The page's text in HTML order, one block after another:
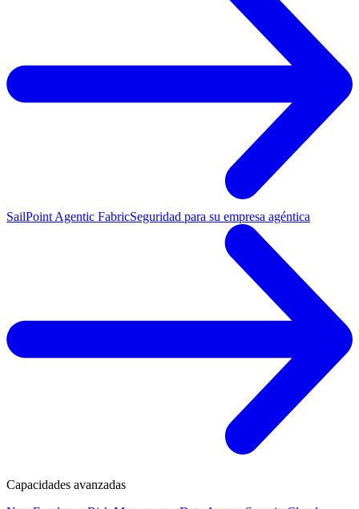
SailPoint Agentic FabricSeguridad para su empresa agéntica
Capacidades avanzadas